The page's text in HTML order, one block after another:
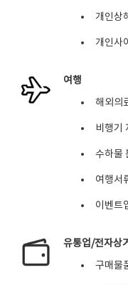
개인상
개인사
여행
해외의
비행기
수하물
여행서
이벤트
유통업/전자상
구매물